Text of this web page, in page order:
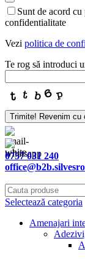
Sunt de acord
confidentialitate
Vezi politica de
Te rog să introduci
Trimite! Revenim cu
0757 031 240
Selectează categoria
Amenajari